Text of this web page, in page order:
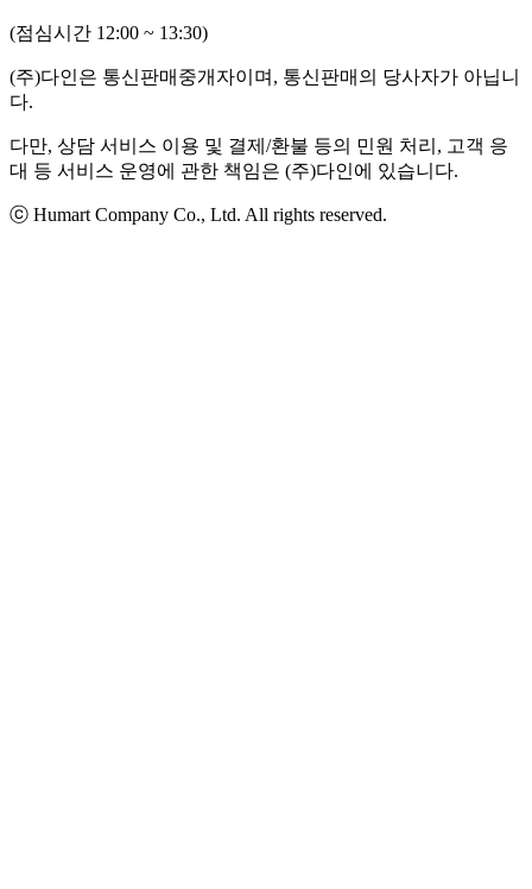
(점심시간 12:00 ~ 13:30)
(주)다인은 통신판매중개자이며, 통신판매의 당사자가 아닙니
다.
다만, 상담 서비스 이용 및 결제/환불 등의 민원 처리, 고객 응
대 등 서비스 운영에 관한 책임은 (주)다인에 있습니다.
ⓒ Humart Company Co., Ltd. All rights reserved.